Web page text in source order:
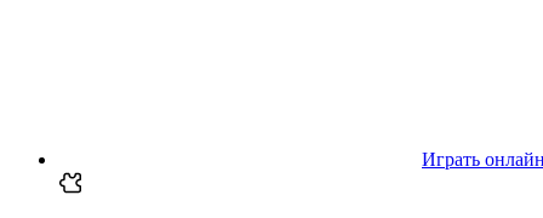
Играть онлайн